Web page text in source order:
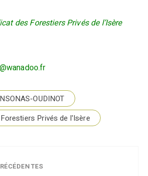
des Forestiers Privés de l’Isère
OUDINOT
Privés de l'Isère